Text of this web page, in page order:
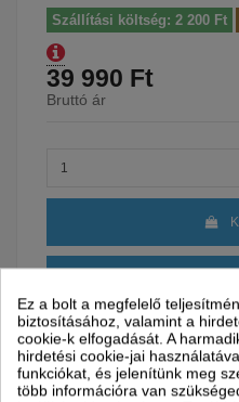
Szállítási költség: 2 200 Ft
39 990 Ft
Bruttó ár
Garancia 24 hónap
Ez a bolt a megfelelő
biztosításához, valamint a
cookie-k elfogadását. A
hirdetési cookie-jai
funkciókat, és jelenítünk meg
több információra van